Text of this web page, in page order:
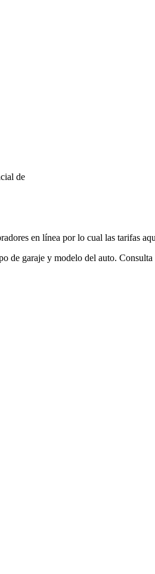
de
en línea por lo cual las tarifas
de garaje y modelo del auto.